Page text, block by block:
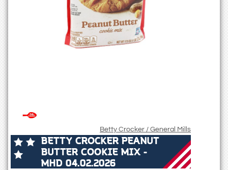
Betty Crocker / General Mills
BETTY CROCKER PEANUT
BUTTER COOKIE MIX -
MHD 04.02.2026